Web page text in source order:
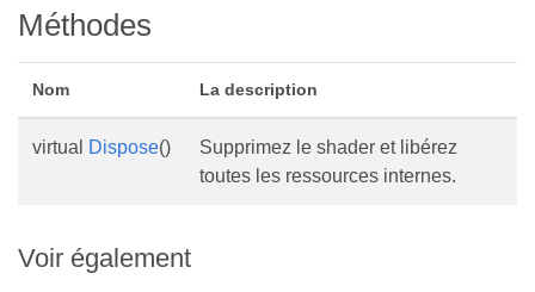
Méthodes
Nom La description
virtual Dispose()
Supprimez le shader et libérez
toutes les ressources internes.
Voir également